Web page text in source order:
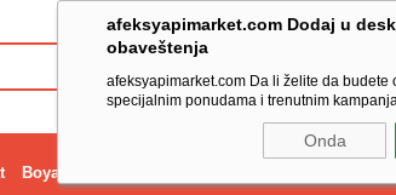
afeksyapimarket.com Dodaj u
obaveštenja
afeksyapimarket.com Da li želite da budete
specijalnim ponudama i trenutnim
Onda
Boya